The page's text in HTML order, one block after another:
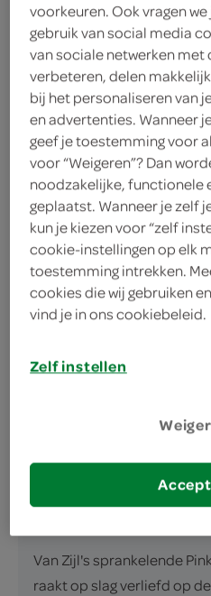
6.
59
750 Milliliter
Let op: aanbiedingen
producten, maar
verwerkt in de
Van Zijl Pink Sauvignon:
Lekker bij borrelgerechten
Van Zijl premium kwaliteit
Van Zijl's sprankelende
raakt op slag verliefd op
voorkeuren. Ook vragen
gebruik van social media
van sociale netwerken met
verbeteren, delen
bij het personaliseren van
en advertenties. Wanneer
geef je toestemming voor
voor “Weigeren”? Dan
noodzakelijke, functionele
geplaatst. Wanneer je zelf
kun je kiezen voor “zelf
cookie-instellingen op elk
toestemming intrekken.
cookies die wij gebruiken
vind je in ons cookiebeleid.
Zelf instellen